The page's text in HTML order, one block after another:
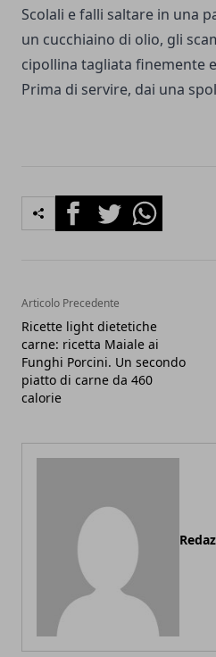
Scolali e falli saltare in una
un cucchiaino di olio, gli
cipollina tagliata finemente
Prima di servire, dai una
FacebookTwitterWhatsapp
Articolo Precedente
Ricette light dietetiche
carne: ricetta Maiale ai
Funghi Porcini. Un secondo
piatto di carne da 460
calorie